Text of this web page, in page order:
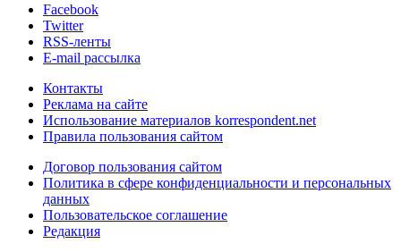
Facebook
Twitter
RSS-ленты
E-mail рассылка
Контакты
Реклама на сайте
Использование материалов korrespondent.net
Правила пользования сайтом
Договор пользования сайтом
Политика в сфере конфиденциальности и персональных
данных
Пользовательское соглашение
Редакция